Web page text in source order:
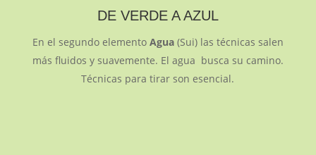
DE VERDE A AZUL
En el segundo elemento Agua(Sui) las técnicas salen
más fluidos y suavemente. El agua busca su camino.
Técnicas para tirar son esencial.